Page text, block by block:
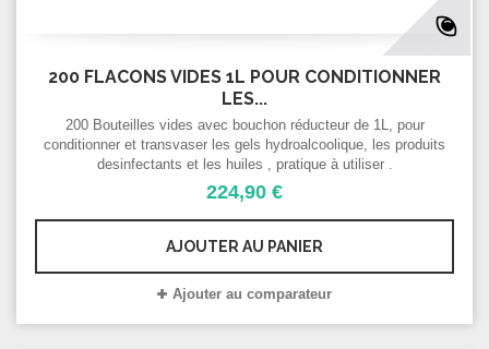
200 FLACONS VIDES 1L POUR CONDITIONNER
LES...
200 Bouteilles vides avec bouchon réducteur de 1L, pour
conditionner et transvaser les gels hydroalcoolique, les produits
desinfectants et les huiles , pratique à utiliser .
224,90 €
AJOUTER AU PANIER
Ajouter au comparateur